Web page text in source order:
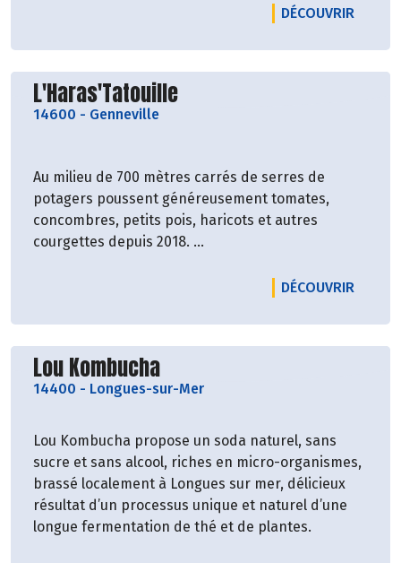
bénéfices sont repartis équitablement entre les
DÉCOUVRIR
Découvrir le producteur
L'Haras'Tatouille
14600 - Genneville
Au milieu de 700 mètres carrés de serres de
potagers poussent généreusement tomates,
concombres, petits pois, haricots et autres
courgettes depuis 2018.
DÉCOUVRIR
Découvrir le producteur
Lou Kombucha
14400 - Longues-sur-Mer
Lou Kombucha propose un soda naturel, sans
sucre et sans alcool, riches en micro-organismes,
brassé localement à Longues sur mer, délicieux
résultat d’un processus unique et naturel d’une
longue fermentation de thé et de plantes.